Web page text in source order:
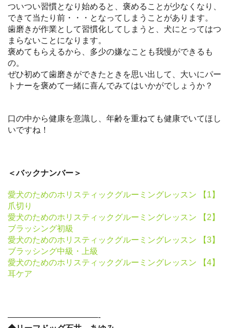
ついつい習慣となり始めると、褒めることが少なくなり、
できて当たり前・・・となってしまうことがあります。
歯磨きが作業として習慣化してしまうと、犬にとってはつ
まらないことになります。
褒めてもらえるから、多少の嫌なことも我慢ができるも
の。
ぜひ初めて歯磨きができたときを思い出して、大いにパー
トナーを褒めて一緒に喜んでみてはいかがでしょうか？
口の中から健康を意識し、年齢を重ねても健康でいてほし
いですね！
＜バックナンバー＞
愛犬のためのホリスティックグルーミングレッスン 【1】
爪切り
愛犬のためのホリスティックグルーミングレッスン 【2】
ブラッシング初級
愛犬のためのホリスティックグルーミングレッスン 【3】
ブラッシング中級・上級
愛犬のためのホリスティックグルーミングレッスン 【4】
耳ケア
———————————-